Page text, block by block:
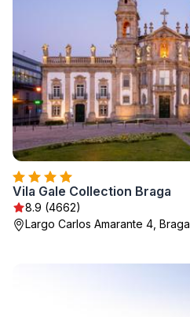
Vila Gale Collection Braga
8.9 (4662)
Largo Carlos Amarante 4, Braga